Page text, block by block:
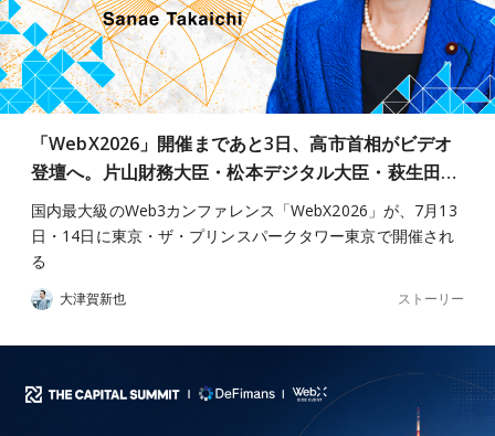
「WebX2026」開催まであと3日、高市首相がビデオ
登壇へ。片山財務大臣・松本デジタル大臣・萩生田…
国内最大級のWeb3カンファレンス「WebX2026」が、7月13
日・14日に東京・ザ・プリンスパークタワー東京で開催され
る
大津賀新也 ストーリー